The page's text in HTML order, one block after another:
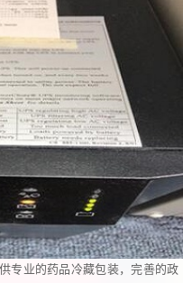
专业的药品冷藏包装，完善的政